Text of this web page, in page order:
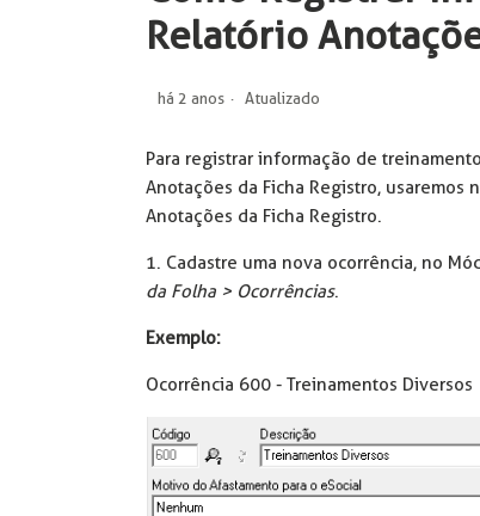
Relatório
há 2 anos Atualizado
Para registrar informação de
Anotações da Ficha Registro, usaremos
Anotações da Ficha Registro.
1. Cadastre uma nova ocorrência, no
da Folha > Ocorrências.
Exemplo:
Ocorrência 600 - Treinamentos Diversos